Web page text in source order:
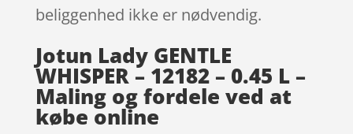
beliggenhed ikke er nødvendig.
Jotun Lady GENTLE
WHISPER – 12182 – 0.45 L –
Maling og fordele ved at
købe online